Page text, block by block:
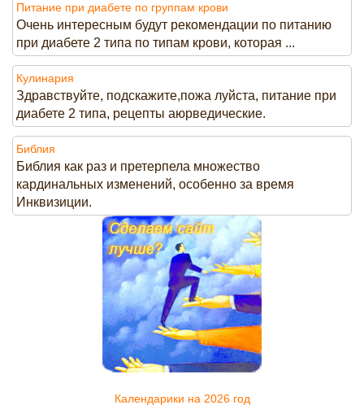
Питание при диабете по группам крови
Очень интересным будут рекомендации по питанию
при диабете 2 типа по типам крови, которая ...
Кулинария
Здравствуйте, подскажите,пожа луйста, питание при
диабете 2 типа, рецепты аюрведические.
Библия
Библия как раз и претерпела множество
кардинальных изменений, особенно за время
Инквизиции.
Календарики на 2026 год